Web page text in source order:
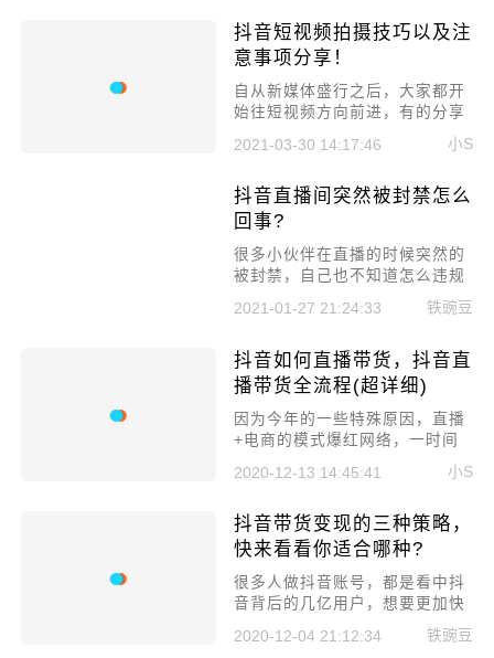
抖音短视频拍摄技巧以及注
意事项分享！
自从新媒体盛行之后，大家都开
始往短视频方向前进，有的分享
情，让观众们拍手称好。当然，
的，也有刚接触的新手小白，所
以本文就来聊聊抖音短视频拍摄
2021-03-30 14:17:46 小S
抖音直播间突然被封禁怎么
回事?
很多小伙伴在直播的时候突然的
被封禁，自己也不知道怎么违规
了，今天小编给大家讲讲抖音直
播间突然被封禁怎么回事?
2021-01-27 21:24:33 铁豌豆
抖音如何直播带货，抖音直
播带货全流程(超详细)
因为今年的一些特殊原因，直播
+电商的模式爆红网络，一时间
被大众迅速追捧，而抖音作为短
视频平台的NO.1，在今年直播带
来讲讲抖音如何直播带货，抖音
直播带货全流程(超详细)。
2020-12-13 14:45:41 小S
抖音带货变现的三种策略，
快来看看你适合哪种?
很多人做抖音账号，都是看中抖
音背后的几亿用户，想要更加快
速的变现赚钱。而确实，抖音的
机制和流量，让很多人都成功
2020-12-04 21:12:34 铁豌豆